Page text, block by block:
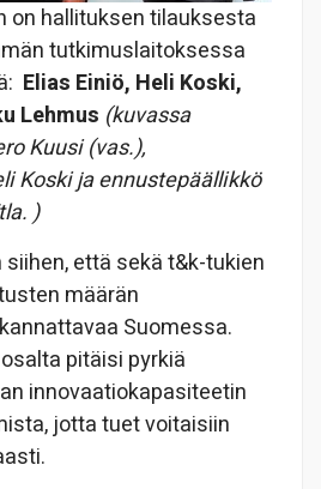
on hallituksen tilauksesta
tutkimuslaitoksessa
Elias Einiö, Heli Koski,
Lehmus (kuvassa
Kuusi (vas.),
Koski ja ennustepäällikkö
)
että sekä t&k-tukien
määrän
Suomessa.
pitäisi pyrkiä
innovaatiokapasiteetin
jotta tuet voitaisiin